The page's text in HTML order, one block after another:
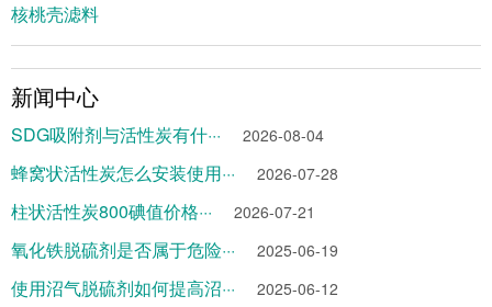
核桃壳滤料
新闻中心
SDG吸附剂与活性炭有什··· 2026-08-04
蜂窝状活性炭怎么安装使用··· 2026-07-28
柱状活性炭800碘值价格··· 2026-07-21
氧化铁脱硫剂是否属于危险··· 2025-06-19
使用沼气脱硫剂如何提高沼··· 2025-06-12